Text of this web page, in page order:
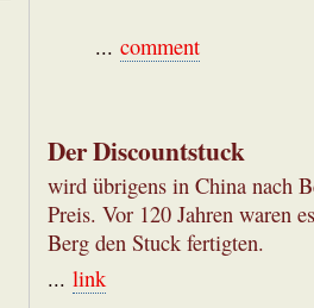
... comment
Der Discountstuck
wird übrigens in China nach
Preis. Vor 120 Jahren waren
Berg den Stuck fertigten.
... link